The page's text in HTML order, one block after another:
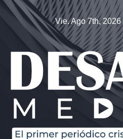
Vie. Ago 7th, 2026